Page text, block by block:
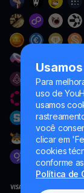
Para
uso de
usamos
você
clicar em
cookies
conforme
Política de